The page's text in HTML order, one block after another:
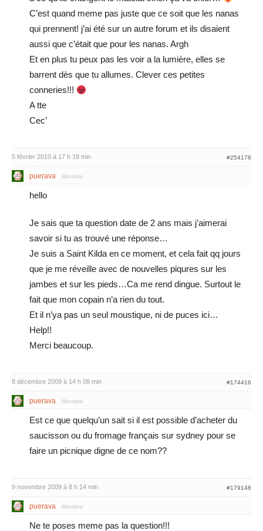
C’est quand meme pas juste que ce soit que les nanas
qui prennent! j’ai été sur un autre forum et ils disaient
aussi que c’était que pour les nanas. Argh
Et en plus tu peux pas les voir a la lumière, elles se
barrent dès que tu allumes. Clever ces petites
conneries!!!
A tte
Cec’
5 février 2010 à 17 h 18 min #254178
puerava Membre
hello
Je sais que ta question date de 2 ans mais j’aimerai
savoir si tu as trouvé une réponse…
Je suis a Saint Kilda en ce moment, et cela fait qq jours
que je me réveille avec de nouvelles piqures sur les
jambes et sur les pieds…Ca me rend dingue. Surtout le
fait que mon copain n’a rien du tout.
Et il n’ya pas un seul moustique, ni de puces ici…
Help!!
Merci beaucoup.
8 décembre 2009 à 14 h 08 min #174416
puerava Membre
Est ce que quelqu’un sait si il est possible d’acheter du
saucisson ou du fromage français sur sydney pour se
faire un picnique digne de ce nom??
9 novembre 2009 à 8 h 14 min #179148
puerava Membre
Ne te poses meme pas la question!!!